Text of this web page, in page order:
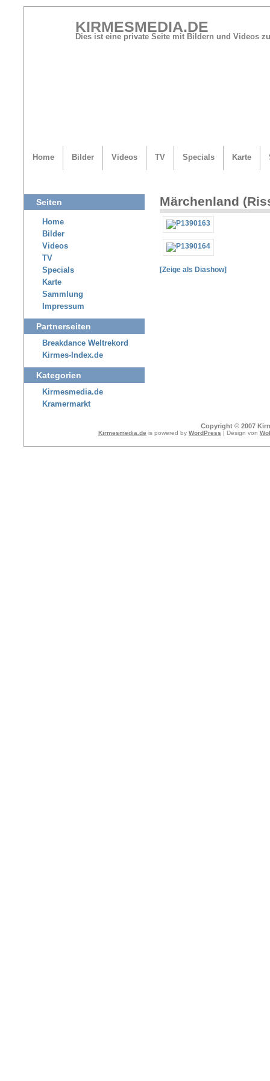
KIRMESMEDIA.DE
Dies ist eine private Seite mit Bildern und Videos
Home Bilder Videos TV Specials Karte
Märchenland
[Zeige als Diashow]
Seiten
Home
Bilder
Videos
TV
Specials
Karte
Sammlung
Impressum
Partnerseiten
Breakdance Weltrekord
Kirmes-Index.de
Kategorien
Kirmesmedia.de
Kramermarkt
Copyright © 2007
Kirmesmedia.de is powered by WordPress | Design von